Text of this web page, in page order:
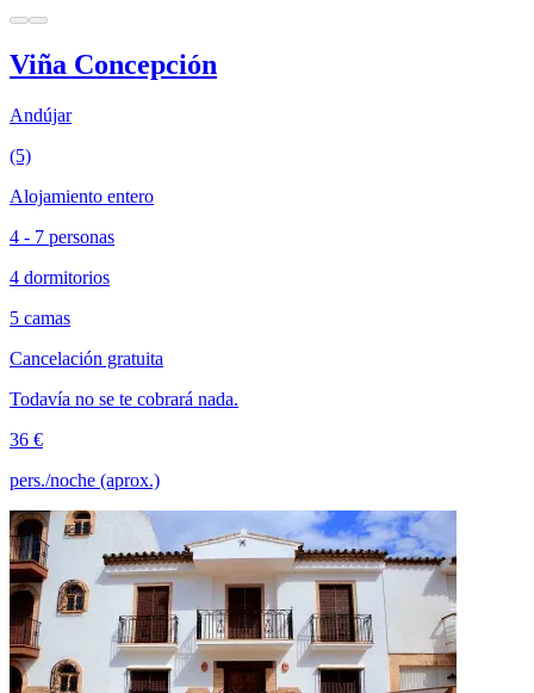
Viña Concepción
Andújar
(5)
Alojamiento entero
4 - 7 personas
4 dormitorios
5 camas
Cancelación gratuita
Todavía no se te cobrará nada.
36 €
pers./noche (aprox.)